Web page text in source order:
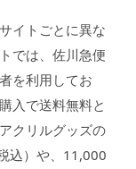
イトごとに異な
では、佐川急便
を利用してお
入で送料無料と
クリルグッズの
込）や、11,000